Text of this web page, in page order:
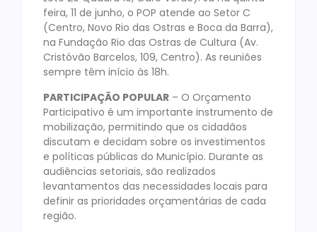
feira, 11 de junho, o POP atende ao Setor C
(Centro, Novo Rio das Ostras e Boca da Barra),
na Fundação Rio das Ostras de Cultura (Av.
Cristóvão Barcelos, 109, Centro). As reuniões
sempre têm início às 18h.
PARTICIPAÇÃO POPULAR – O Orçamento
Participativo é um importante instrumento de
mobilização, permitindo que os cidadãos
discutam e decidam sobre os investimentos
e políticas públicas do Município. Durante as
audiências setoriais, são realizados
levantamentos das necessidades locais para
definir as prioridades orçamentárias de cada
região.